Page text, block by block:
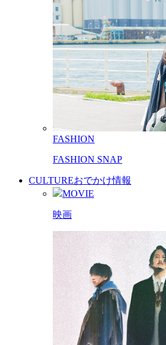
FASHION
FASHION SNAP
CULTUREおでかけ情報
MOVIE
映画